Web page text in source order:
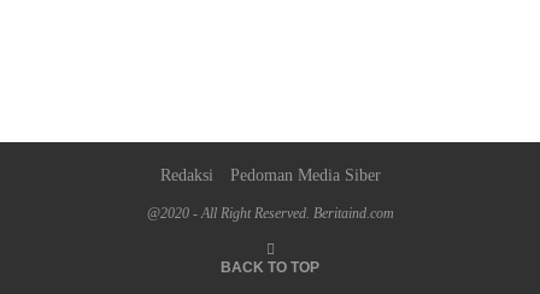
Redaksi Pedoman Media Siber
@2020 - All Right Reserved. Beritaind.com
BACK TO TOP